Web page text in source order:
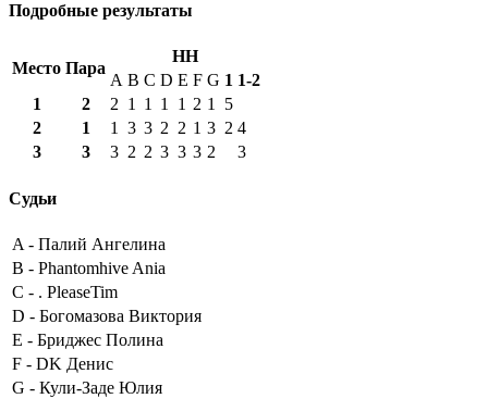
Подробные результаты
Место Пара
HH
A B C D E F G 1 1-2
1
2 2 1 1 1 1 2 1
5
2
1 1 3 3 2 2 1 3 2 4
3
3 3 2 2 3 3 3 2 3
Судьи
A - Палий Ангелина
B - Phantomhive Ania
C - . PleaseTim
D - Богомазова Виктория
E - Бриджес Полина
F - DK Денис
G - Кули-Заде Юлия